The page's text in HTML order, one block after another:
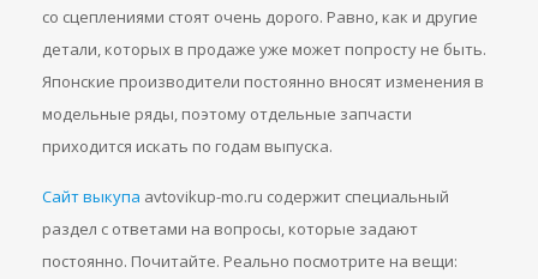
со сцеплениями стоят очень дорого. Равно, как и другие
детали, которых в продаже уже может попросту не быть.
Японские производители постоянно вносят изменения в
модельные ряды, поэтому отдельные запчасти
приходится искать по годам выпуска.
Сайт выкупа avtovikup-mo.ru содержит специальный
раздел с ответами на вопросы, которые задают
постоянно. Почитайте. Реально посмотрите на вещи: